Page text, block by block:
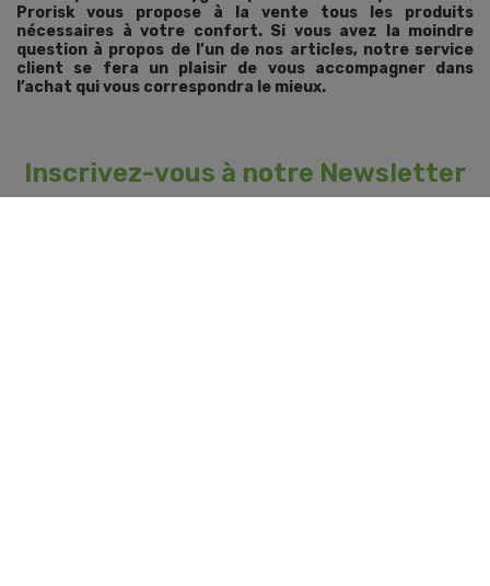
Prorisk vous propose à la vente tous les produits
nécessaires à votre confort. Si vous avez la moindre
question à propos de l’un de nos articles, notre service
client se fera un plaisir de vous accompagner dans
l’achat qui vous correspondra le mieux.
Inscrivez-vous à notre Newsletter